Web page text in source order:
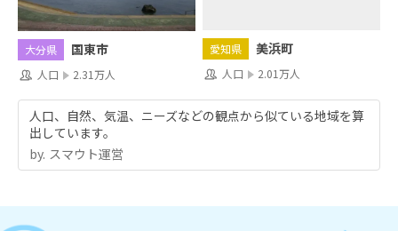
大分県 国東市
人口 2.31万人
愛知県 美浜町
人口 2.01万人
人口、自然、気温、ニーズなどの観点から似ている地域を算
出しています。
by.︎ スマウト運営